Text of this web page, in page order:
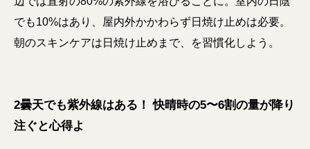
でも10%はあり、屋内外かかわらず日焼け止めは必要。
朝のスキンケアは日焼け止めまで、を習慣化しよう。
2曇天でも紫外線はある！ 快晴時の5〜6割の量が降り
注ぐと心得よ